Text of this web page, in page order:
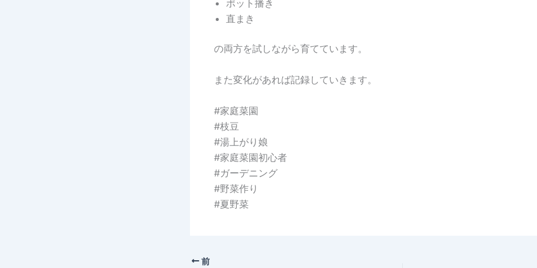
ポット播き
直まき
の両方を試しながら育てています。
また変化があれば記録していきます。
#家庭菜園
#枝豆
#湯上がり娘
#家庭菜園初心者
#ガーデニング
#野菜作り
#夏野菜
前